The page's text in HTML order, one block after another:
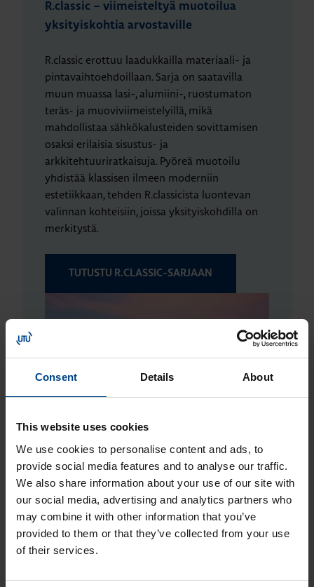
Consent Details About
This website uses cookies
We use cookies to personalise content and ads, to
provide social media features and to analyse our traffic.
We also share information about your use of our site with
our social media, advertising and analytics partners who
may combine it with other information that you’ve
provided to them or that they’ve collected from your use
of their services.
R.classic – viimeisteltyä muotoilua
yksityiskohtia arvostaville
R.classic erottuu laadukkailla materiaali- ja
pintavaihtoehdoillaan. Sarja on saatavilla
muun muassa lasi-, alumiini-, ruostumaton
teräs- ja muoviviimeistelyillä, mikä
mahdollistaa sähkökalusteiden sovittamisen
osaksi erilaisia sisustus- ja
arkkitehtuuriratkaisuja. Pyöreä muotoilu
yhdistää klassisen ilmeen moderniin
estetiikkaan, tehden R.classicista luontevan
valinnan kohteisiin, joissa yksityiskohdilla on
merkitystä.
TUTUSTU R.CLASSIC-SARJAAN
W.1-sarja – valmis kaikkiin olosuhteisiin
Kierrätysmateriaaleja hyödyntävä W.1-
kalustesarja yhdistää kestävyyden,
turvallisuuden sekä helpon asennettavuuden.
IP55-tiiveysluokan ja laajan
kannattava valinta asunto-, sähkölaitos-,